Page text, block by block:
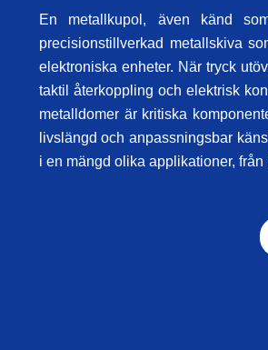
En metallkupol, även känd
precisionstillverkad metallskiva
elektroniska enheter. När tryck
taktil återkoppling och elektrisk
metalldomer är kritiska
livslängd och anpassningsbar
i en mängd olika applikationer,